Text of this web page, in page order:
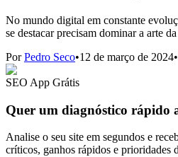
No mundo digital em constante
se destacar precisam dominar a arte
Por Pedro Seco•12 de março de 2024•
SEO App Grátis
Quer um diagnóstico rápido
Analise o seu site em segundos e
críticos, ganhos rápidos e prioridades